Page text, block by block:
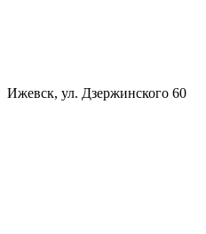
Ижевск, ул. Дзержинского 60